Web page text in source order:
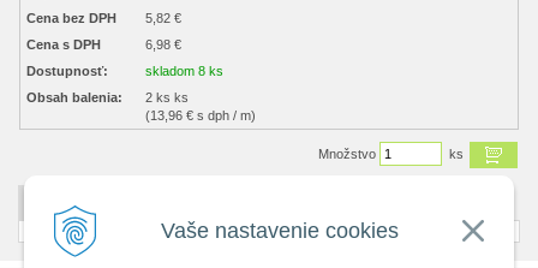
Vaše nastavenie cookies
Cena bez DPH
5,82 €
Cena s DPH
6,98 €
Dostupnosť:
skladom 8 ks
Obsah balenia:
2 ks ks
(13,96 € s dph / m)
Množstvo ks
DETAILNÝ POPIS